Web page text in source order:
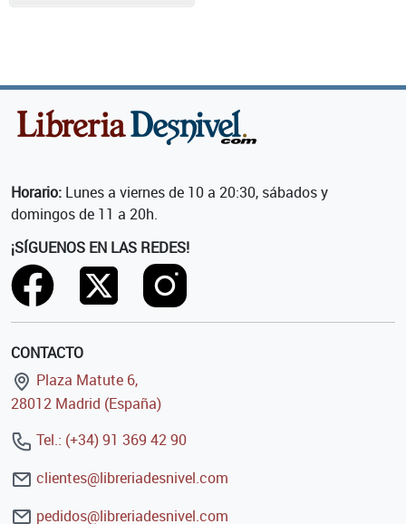
Horario: Lunes a viernes de 10 a 20:30, sábados y
domingos de 11 a 20h.
¡SÍGUENOS EN LAS REDES!
CONTACTO
Plaza Matute 6,
28012 Madrid (España)
Tel.: (+34) 91 369 42 90
clientes@libreriadesnivel.com
pedidos@libreriadesnivel.com